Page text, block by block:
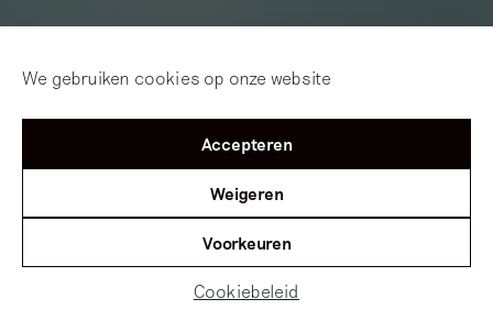
We gebruiken cookies op onze website
Accepteren
Weigeren
Voorkeuren
Cookiebeleid